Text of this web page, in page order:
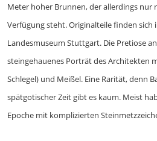
Meter hoher Brunnen, der allerdings nur
Verfügung steht. Originalteile finden sich
Landesmuseum Stuttgart. Die Pretiose
steingehauenes Porträt des Architekten
Schlegel) und Meißel. Eine Rarität, denn
spätgotischer Zeit gibt es kaum. Meist
Epoche mit komplizierten